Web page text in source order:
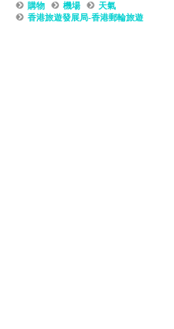
購物 機場
天氣
香港旅遊發展局-香港郵輪旅遊